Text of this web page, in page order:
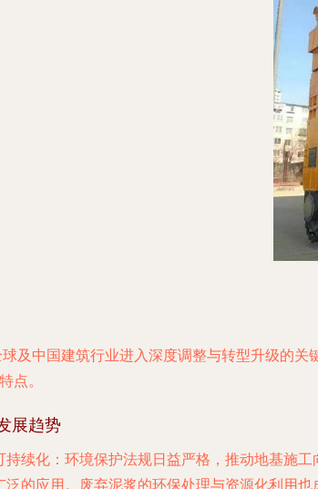
及中国建筑行业进入深度调整与转型升级的
点。
展趋势
持续化 ：环境保护法规日益严格，推动地基施
泛的应用。废弃泥浆的环保处理与资源化利用也